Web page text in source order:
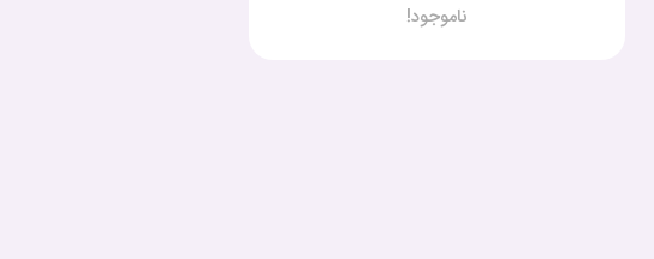
ناموجود!